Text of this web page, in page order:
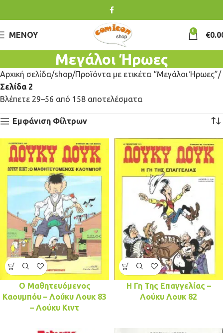
ΜΕΝΟΎ 0 €
Μεγάλοι Ήρωες
Αρχική σελίδα shop Προϊόντα με ετικέτα “Μεγάλοι Ήρωες”
Σελίδα 2
Βλέπετε 29–56 από 158 αποτελέσματα
Εμφάνιση Φίλτρων
Ο Μαθητευόμενος
Καουμπόυ – Λούκυ Λουκ 83
– Λούκυ Κιντ
H Γη Της Επαγγελίας –
Λούκυ Λουκ 82